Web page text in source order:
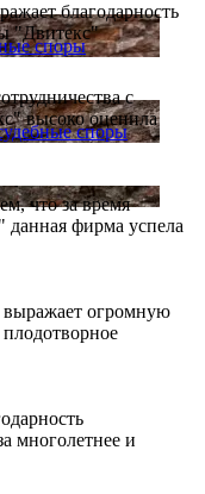
споры
споры
благодарность
"Двитекс"
с
высоко оценила
что за время
фирма успела
огромную
плодотворное
многолетнее и